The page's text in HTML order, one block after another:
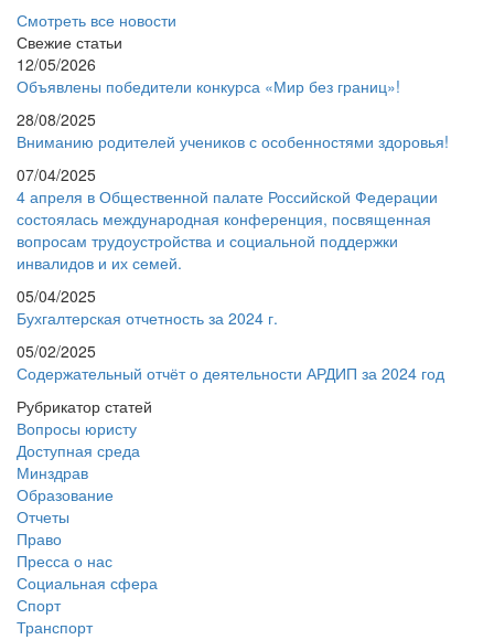
Смотреть все новости
Свежие статьи
12/05/2026
Объявлены победители конкурса «Мир без границ»!
28/08/2025
Вниманию родителей учеников с особенностями здоровья!
07/04/2025
4 апреля в Общественной палате Российской Федерации
состоялась международная конференция, посвященная
вопросам трудоустройства и социальной поддержки
инвалидов и их семей.
05/04/2025
Бухгалтерская отчетность за 2024 г.
05/02/2025
Содержательный отчёт о деятельности АРДИП за 2024 год
Рубрикатор статей
Вопросы юристу
Доступная среда
Минздрав
Образование
Отчеты
Право
Пресса о нас
Социальная сфера
Спорт
Транспорт